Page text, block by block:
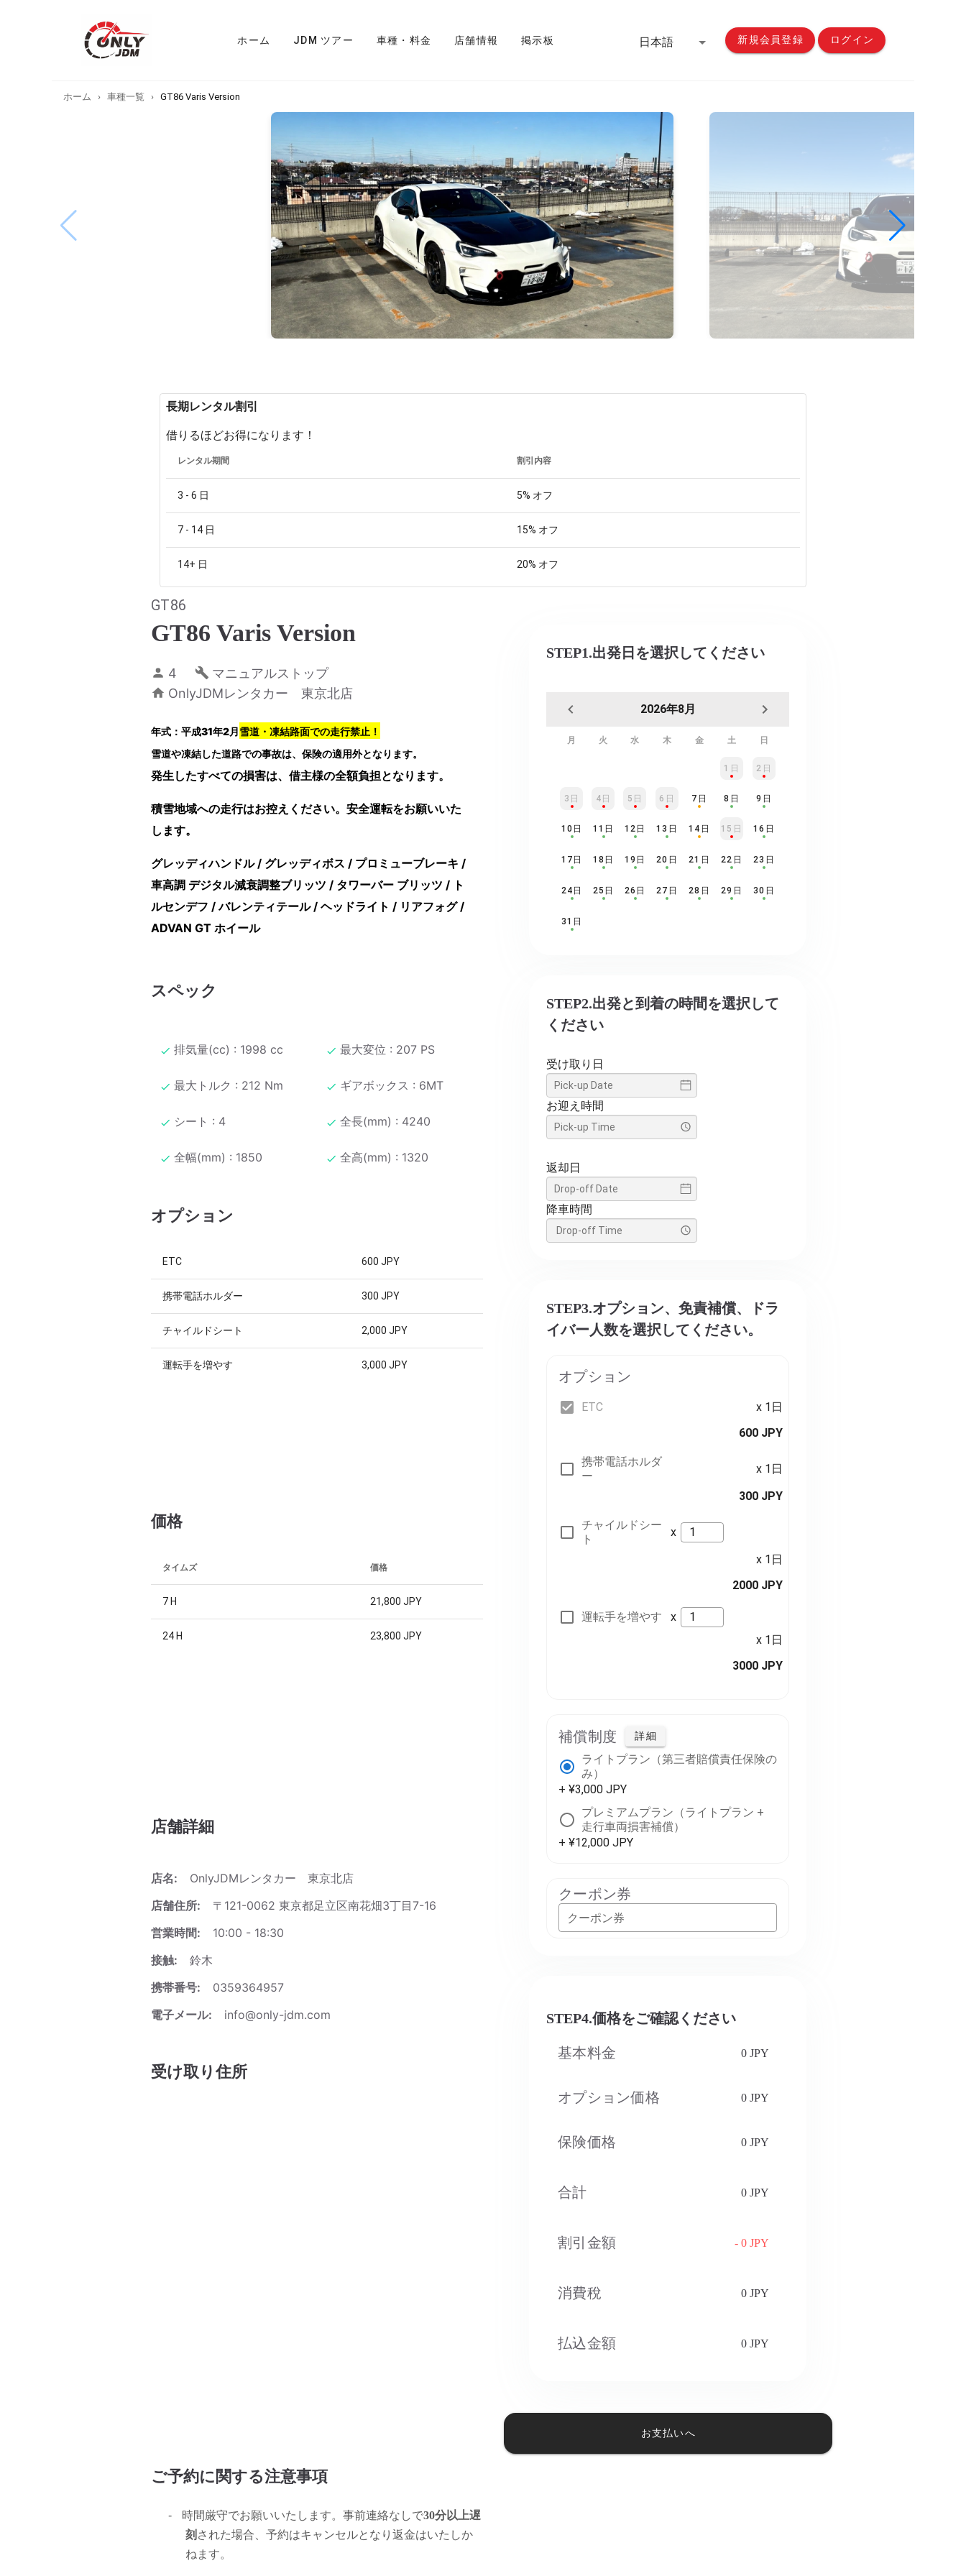
ホーム JDM ツアー 車種・料金 店舗情報 掲示板 日本語 新規会員登録 ログイン
ホーム › 車種一覧 › GT86 Varis Version
長期レンタル割引
借りるほどお得になります！
レンタル期間 割引内容
3 - 6 日 5% オフ
7 - 14 日 15% オフ
14+ 日 20% オフ
GT86
GT86 Varis Version
4
マニュアルストップ
OnlyJDMレンタカー 東京北店
年式：平成31年2月雪道・凍結路面での走行禁止！
雪道や凍結した道路での事故は、保険の適用外となります。
発生したすべての損害は、借主様の全額負担となります。
積雪地域への走行はお控えください。安全運転をお願いいた
します。
グレッディハンドル / グレッディボス / プロミューブレーキ /
車高調 デジタル減衰調整ブリッツ / タワーバー ブリッツ / ト
ルセンデフ / バレンティテール / ヘッドライト / リアフォグ /
ADVAN GT ホイール
スペック
排気量(cc) : 1998 cc 最大変位 : 207 PS
最大トルク : 212 Nm ギアボックス : 6MT
シート : 4 全長(mm) : 4240
全幅(mm) : 1850 全高(mm) : 1320
オプション
ETC 600 JPY
携帯電話ホルダー 300 JPY
チャイルドシート 2,000 JPY
運転手を増やす 3,000 JPY
価格
タイムズ 価格
7 H 21,800 JPY
24 H 23,800 JPY
店舗詳細
店名:
OnlyJDMレンタカー 東京北店
店舗住所:
〒121-0062 東京都足立区南花畑3丁目7-16
営業時間:
10:00 - 18:30
接触:
鈴木
携帯番号:
0359364957
電子メール:
info@only-jdm.com
受け取り住所
ご予約に関する注意事項
- 時間厳守でお願いいたします。事前連絡なしで30分以上遅
刻 された場合、予約はキャンセルとなり返金はいたしか
ねます。
STEP1.出発日を選択してください
2026年8月
月 火 水 木 金 土 日
1日 2日
3日 4日 5日 6日 7日 8日 9日
10日 11日 12日 13日 14日 15日 16日
17日 18日 19日 20日 21日 22日 23日
24日 25日 26日 27日 28日 29日 30日
31日
STEP2.出発と到着の時間を選択して
ください
受け取り日
お迎え時間
返却日
降車時間
STEP3.オプション、免責補償、ドラ
イバー人数を選択してください。
オプション
ETC
x 1日
600 JPY
携帯電話ホルダ
ー
x 1日
300 JPY
チャイルドシー
ト
x
x 1日
2000 JPY
運転手を増やす
x
x 1日
3000 JPY
補償制度 詳細
ライトプラン（第三者賠償責任保険の
み）
+ ¥3,000 JPY
プレミアムプラン（ライトプラン +
走行車両損害補償）
+ ¥12,000 JPY
クーポン券
クーポン券
STEP4.価格をご確認ください
基本料金 0 JPY
オプション価格 0 JPY
保険価格 0 JPY
合計 0 JPY
割引金額 - 0 JPY
消費稅​ 0 JPY
払込金額 0 JPY
お支払いへ